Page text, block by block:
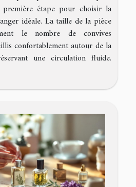
étape pour choisir la
idéale. La taille de la pièce
le nombre de convives
confortablement autour de la
une circulation fluide.